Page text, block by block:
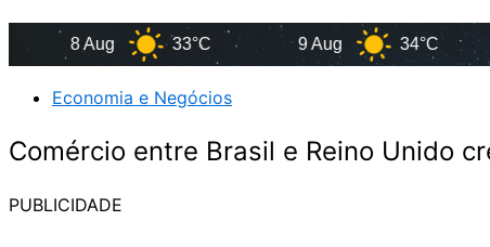
33°C 34°C
Economia e Negócios
Comércio entre Brasil e Reino Unido
PUBLICIDADE